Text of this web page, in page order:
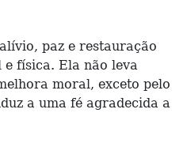
paz e restauração
e física. Ela não leva
moral, exceto pelo
a uma fé agradecida a